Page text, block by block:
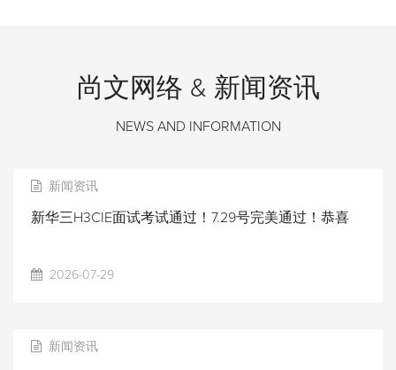
尚文网络 & 新闻资讯
NEWS AND INFORMATION
新闻资讯
新华三H3CIE面试考试通过！7.29号完美通过！恭喜
2026-07-29
新闻资讯